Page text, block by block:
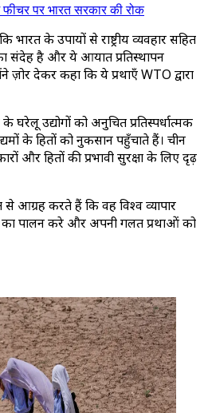
पर भारत सरकार की रोक
भारत के उपायों से राष्ट्रीय व्यवहार सहित
संदेह है और ये आयात प्रतिस्थापन
ज़ोर देकर कहा कि ये प्रथाएँ WTO द्वारा
घरेलू उद्योगों को अनुचित प्रतिस्पर्धात्मक
के हितों को नुकसान पहुँचाते हैं। चीन
और हितों की प्रभावी सुरक्षा के लिए दृढ़
आग्रह करते हैं कि वह विश्व व्यापार
का पालन करे और अपनी गलत प्रथाओं को